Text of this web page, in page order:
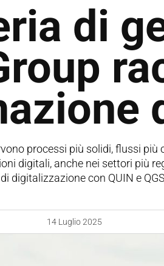
di
processi più solidi, flussi più
digitali, anche nei settori più
digitalizzazione con QUIN e
14 Luglio 2025